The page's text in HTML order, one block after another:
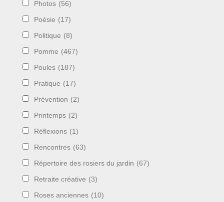
Photos (56)
Poésie (17)
Politique (8)
Pomme (467)
Poules (187)
Pratique (17)
Prévention (2)
Printemps (2)
Réflexions (1)
Rencontres (63)
Répertoire des rosiers du jardin (67)
Retraite créative (3)
Roses anciennes (10)